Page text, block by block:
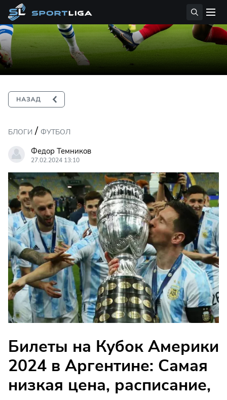
БЛОГИ / ФУТБОЛ
Федор Темников
27.02.2024 13:10
Билеты на Кубок Америки
2024 в Аргентине: Самая
низкая цена, расписание,